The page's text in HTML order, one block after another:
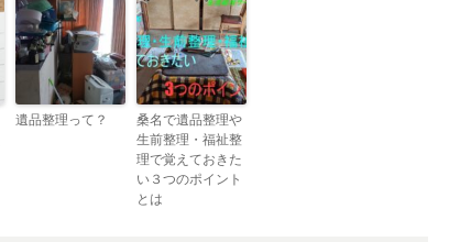
遺品整理って？
桑名で遺品整理や
生前整理・福祉整
理で覚えておきた
い３つのポイント
とは